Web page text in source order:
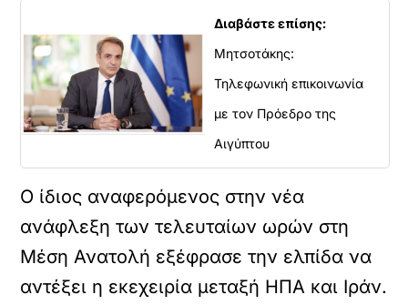
Διαβάστε επίσης:
Μητσοτάκης:
Τηλεφωνική επικοινωνία
με τον Πρόεδρο της
Αιγύπτου
Ο ίδιος αναφερόμενος στην νέα
ανάφλεξη των τελευταίων ωρών στη
Μέση Ανατολή εξέφρασε την ελπίδα να
αντέξει η εκεχειρία μεταξή ΗΠΑ και Ιράν.